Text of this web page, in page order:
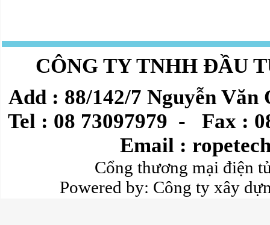
CÔNG TY TNHH ĐẦU
Add : 88/142/7 Nguyễn
Tel : 08 73097979 -
Fax :
Email :
Cổng thương mại điện
Powered by: Công ty xây